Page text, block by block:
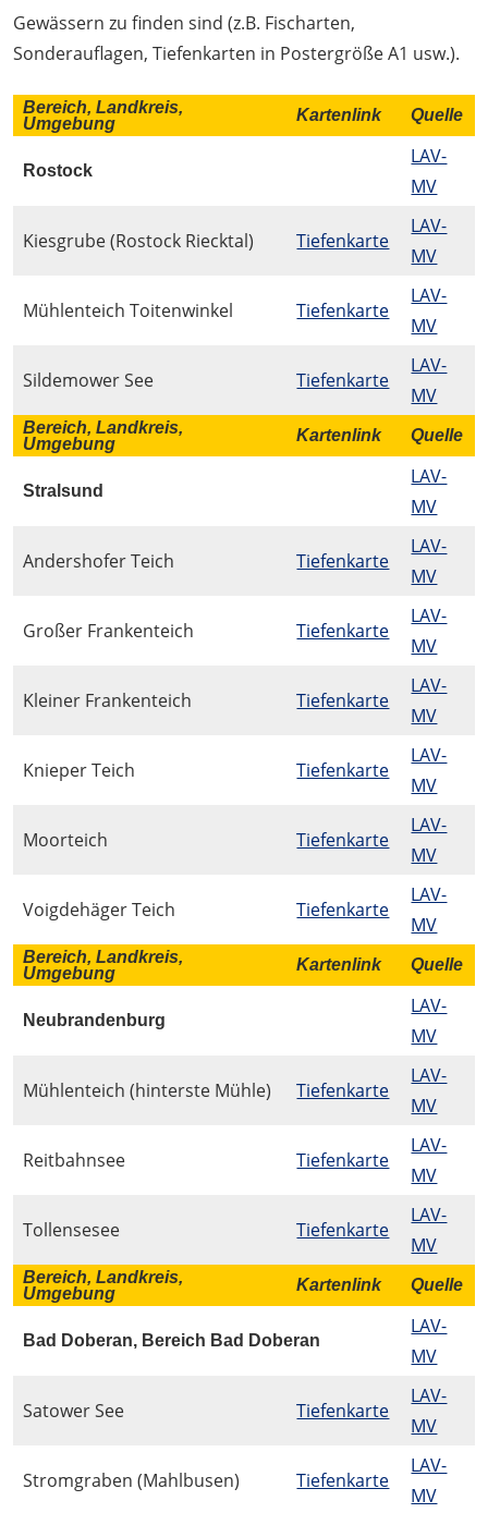
Gewässern zu finden sind (z.B. Fischarten,
Sonderauflagen, Tiefenkarten in Postergröße A1 usw.).
Bereich, Landkreis,
Umgebung
Kartenlink Quelle
Rostock
LAV-
MV
Kiesgrube (Rostock Riecktal) Tiefenkarte
LAV-
MV
Mühlenteich Toitenwinkel Tiefenkarte
LAV-
MV
Sildemower See Tiefenkarte
LAV-
MV
Bereich, Landkreis,
Umgebung
Kartenlink Quelle
Stralsund
LAV-
MV
Andershofer Teich Tiefenkarte
LAV-
MV
Großer Frankenteich Tiefenkarte
LAV-
MV
Kleiner Frankenteich Tiefenkarte
LAV-
MV
Knieper Teich Tiefenkarte
LAV-
MV
Moorteich Tiefenkarte
LAV-
MV
Voigdehäger Teich Tiefenkarte
LAV-
MV
Bereich, Landkreis,
Umgebung
Kartenlink Quelle
Neubrandenburg
LAV-
MV
Mühlenteich (hinterste Mühle) Tiefenkarte
LAV-
MV
Reitbahnsee Tiefenkarte
LAV-
MV
Tollensesee Tiefenkarte
LAV-
MV
Bereich, Landkreis,
Umgebung
Kartenlink Quelle
Bad Doberan, Bereich Bad Doberan
LAV-
MV
Satower See Tiefenkarte
LAV-
MV
Stromgraben (Mahlbusen) Tiefenkarte
LAV-
MV